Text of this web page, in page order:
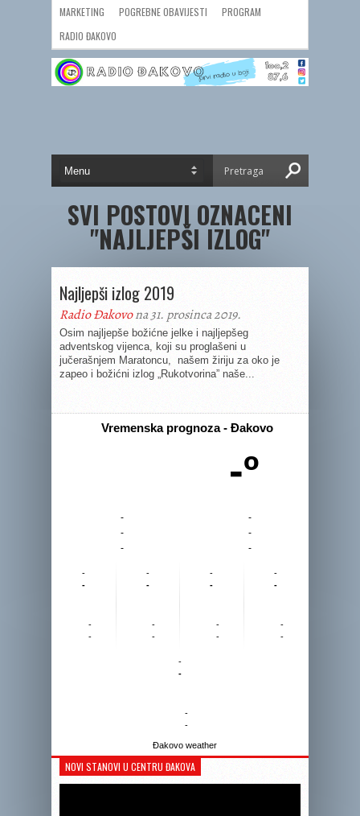
MARKETING POGREBNE OBAVIJESTI
PROGRAM
RADIO ĐAKOVO
SVI POSTOVI OZNACENI
"NAJLJEPŠI IZLOG"
Najljepši izlog 2019
Radio Đakovona 31. prosinca 2019.
Osim najljepše božićne jelke i najljepšeg
adventskog vijenca, koji su proglašeni u
jučerašnjem Maratoncu, našem žiriju za oko je
zapeo i božićni izlog „Rukotvorina” naše...
Vremenska prognoza - Đakovo
-º
-
-
-
-
-
-
-
-
-
-
-
-
-
-
-
-
-
-
-
-
-
-
-
-
-
-
Đakovo weather
NOVI STANOVI U CENTRU ĐAKOVA